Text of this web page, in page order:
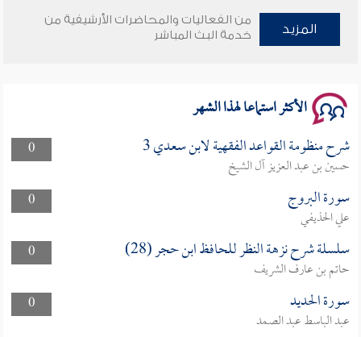
وأمنهم من خوف 9
المزيد
من الفعاليات والمحاضرات الأرشيفية من
خدمة البث المباشر
الأكثر استماعا لهذا الشهر
0 شرح منظومة القواعد الفقهية لابن سعدي 3
حسين بن عبد العزيز آل الشيخ
0
سورة البروج
علي الحذيفي
0
سلسلة شرح نزهة النظر للحافظ ابن حجر (28)
حاتم بن عارف الشريف
0
سورة الحديد
عبد الباسط عبد الصمد